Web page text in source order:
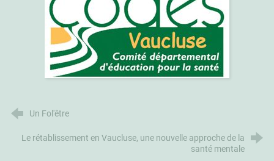
Un Fol'être
Le rétablissement en Vaucluse, une nouvelle approche de la
santé mentale